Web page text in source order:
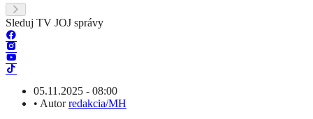
Sleduj TV JOJ správy
05.11.2025 - 08:00
• Autorredakcia/MH